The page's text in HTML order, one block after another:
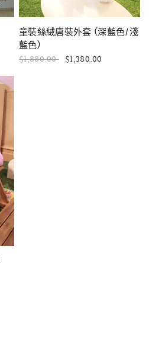
快速瀏覽
童裝絲絨唐裝外套 (深藍色/淺
藍色)
$1,880.00 $1,380.00